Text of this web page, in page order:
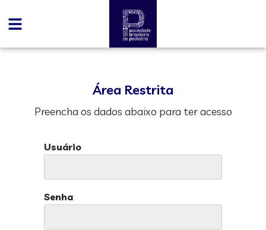
Área Restrita
Preencha os dados abaixo para ter acesso
Usuário
Senha